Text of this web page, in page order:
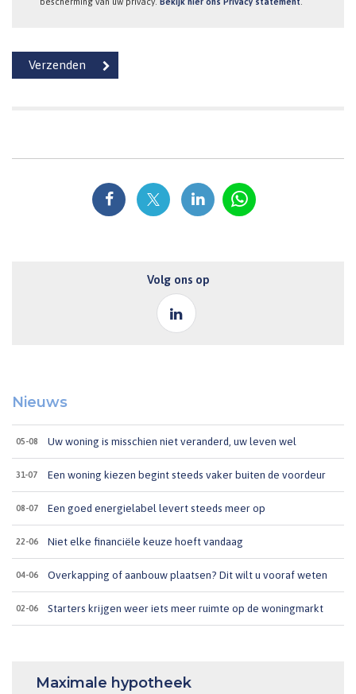
Volg ons op
Nieuws
05-08 Uw woning is misschien niet veranderd, uw leven wel
31-07 Een woning kiezen begint steeds vaker buiten de voordeur
08-07 Een goed energielabel levert steeds meer op
22-06 Niet elke financiële keuze hoeft vandaag
04-06 Overkapping of aanbouw plaatsen? Dit wilt u vooraf weten
02-06 Starters krijgen weer iets meer ruimte op de woningmarkt
Maximale hypotheek